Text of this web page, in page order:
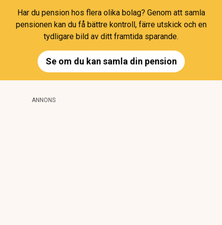
Har du pension hos flera olika bolag? Genom att samla
pensionen kan du få bättre kontroll, färre utskick och en
tydligare bild av ditt framtida sparande.
Se om du kan samla din pension
ANNONS